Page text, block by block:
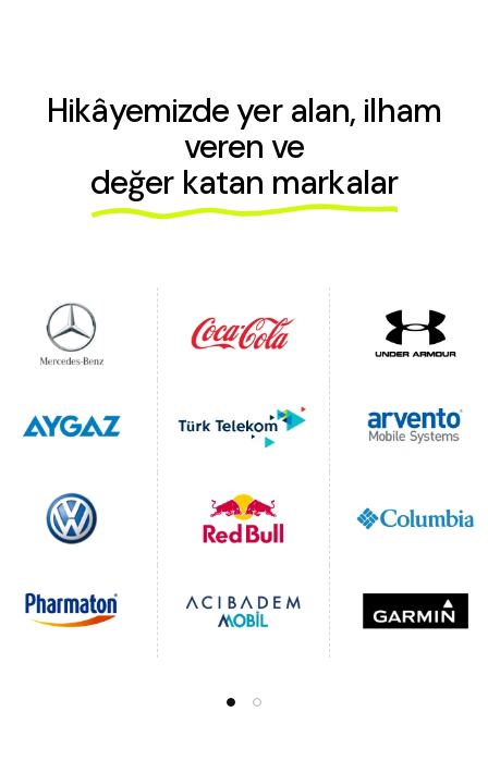
Hikâyemizde yer alan, ilham
veren ve
değer katan markalar